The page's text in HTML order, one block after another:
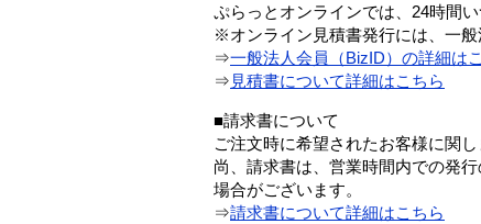
ぷらっとオンラインでは、24時間
※オンライン見積書発行には、一般
⇒一般法人会員（BizID）の詳細は
⇒ 見積書について詳細はこちら
■請求書について
ご注文時に希望されたお客様に関
尚、請求書は、営業時間内での発
場合がございます。
⇒請求書について詳細はこちら